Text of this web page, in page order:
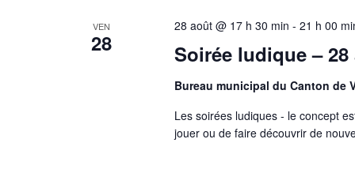
VEN
28 Soirée ludique –
28 août @ 17 h 30 min - 21 h 00
Bureau municipal du Canton de
Les soirées ludiques - le concept
jouer ou de faire découvrir de